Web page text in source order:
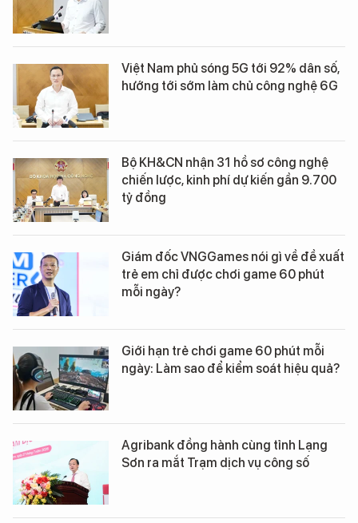
Việt Nam phủ sóng 5G tới 92% dân số,
hướng tới sớm làm chủ công nghệ 6G
Bộ KH&CN nhận 31 hồ sơ công nghệ
chiến lược, kinh phí dự kiến gần 9.700
tỷ đồng
Giám đốc VNGGames nói gì về đề xuất
trẻ em chỉ được chơi game 60 phút
mỗi ngày?
Giới hạn trẻ chơi game 60 phút mỗi
ngày: Làm sao để kiểm soát hiệu quả?
Agribank đồng hành cùng tỉnh Lạng
Sơn ra mắt Trạm dịch vụ công số